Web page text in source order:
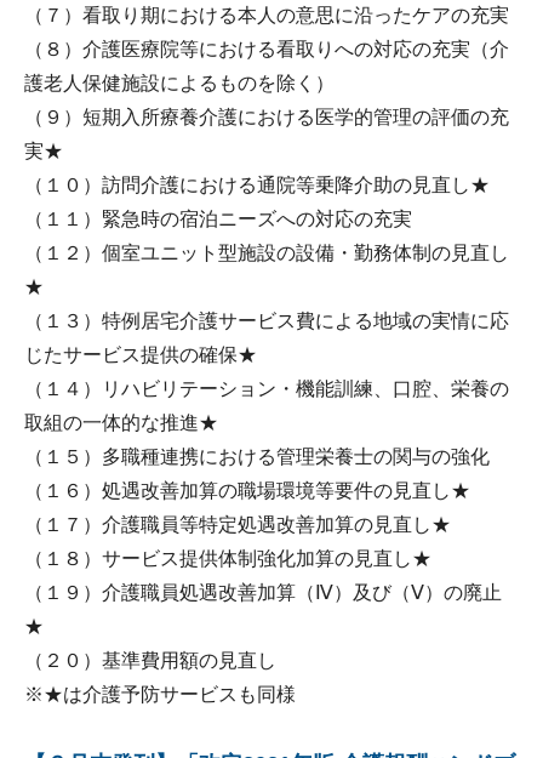
（７）看取り期における本人の意思に沿ったケアの充実
（８）介護医療院等における看取りへの対応の充実（介
護老人保健施設によるものを除く）
（９）短期入所療養介護における医学的管理の評価の充
実★
（１０）訪問介護における通院等乗降介助の見直し★
（１１）緊急時の宿泊ニーズへの対応の充実
（１２）個室ユニット型施設の設備・勤務体制の見直し
★
（１３）特例居宅介護サービス費による地域の実情に応
じたサービス提供の確保★
（１４）リハビリテーション・機能訓練、口腔、栄養の
取組の一体的な推進★
（１５）多職種連携における管理栄養士の関与の強化
（１６）処遇改善加算の職場環境等要件の見直し★
（１７）介護職員等特定処遇改善加算の見直し★
（１８）サービス提供体制強化加算の見直し★
（１９）介護職員処遇改善加算（Ⅳ）及び（Ⅴ）の廃止
★
（２０）基準費用額の見直し
※★は介護予防サービスも同様